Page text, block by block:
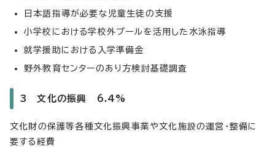
日本語指導が必要な児童生徒の支援
小学校における学校外プールを活用した水泳指導
就学援助における入学準備金
野外教育センターのあり方検討基礎調査
3 文化の振興 6.4%
文化財の保護等各種文化振興事業や文化施設の運営・整備に
要する経費